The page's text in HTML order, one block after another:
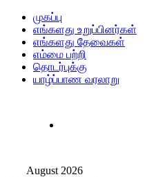
முகப்பு
எங்களது உறுப்பினர்கள்
எங்களது தேவைகள்
எம்மை பற்றி
தொடர்புக்கு
யாழ்ப்பாண வரலாறு
August 2026